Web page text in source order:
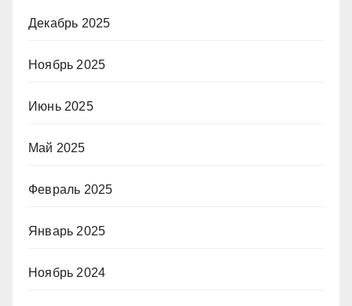
Декабрь 2025
Ноябрь 2025
Июнь 2025
Май 2025
Февраль 2025
Январь 2025
Ноябрь 2024